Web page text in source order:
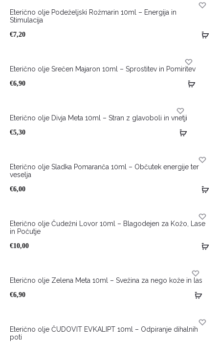
Eterično olje Podeželjski Rožmarin 10ml – Energija in
Stimulacija
€7,20
Eterično olje Srečen Majaron 10ml – Sprostitev in Pomiritev
€6,90
Eterično olje Divja Meta 10ml – Stran z glavoboli in vnetji
€5,30
Eterično olje Sladka Pomaranča 10ml – Občutek energije ter
veselja
€6,00
Eterično olje Čudežni Lovor 10ml – Blagodejen za Kožo, Lase
in Počutje
€10,00
Eterično olje Zelena Meta 10ml – Svežina za nego kože in las
€6,90
Eterično olje ČUDOVIT EVKALIPT 10ml – Odpiranje dihalnih
poti